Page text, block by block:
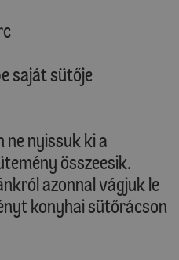
saját sütője
ne nyissuk ki a
összeesik.
azonnal vágjuk le
konyhai sütőrácson